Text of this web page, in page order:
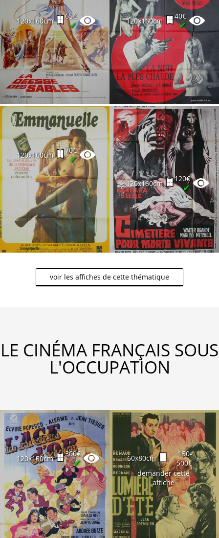
120x160cm
65€
✔ 120x160cm
40€
✔
120x160cm
70€
✔
120x160cm
120€
✔
voir les affiches de cette thématique
LE CINÉMA FRANÇAIS SOUS
L'OCCUPATION
120x160cm
300€
✔ 60x80cm
150-
500€ ☆
demander cette
affiche